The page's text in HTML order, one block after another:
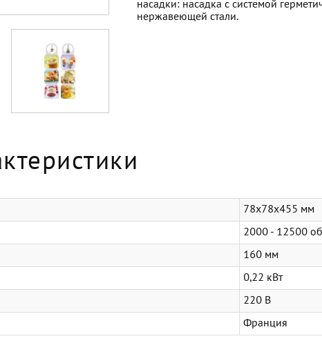
насадки: насадка с системой
нержавеющей стали.
78х78х455 мм
2000 - 12500
160 мм
0,22 кВт
220 В
Франция